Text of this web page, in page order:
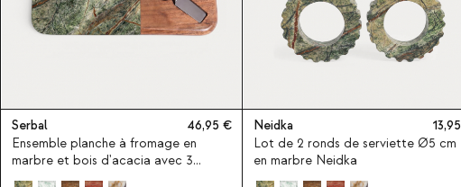
Serbal
46,95
Ensemble planche à fromage en
marbre et bois d'acacia avec 3
couteaux Serbal
Neidka
13,95
Lot de 2 ronds de serviette Ø5 cm
en marbre Neidka